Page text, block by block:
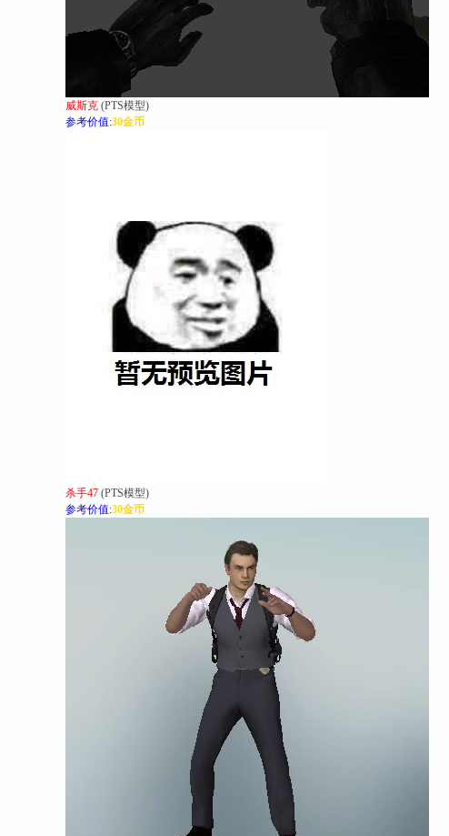
威斯克 (PTS模型)
参考价值:30金币
杀手47 (PTS模型)
参考价值:30金币